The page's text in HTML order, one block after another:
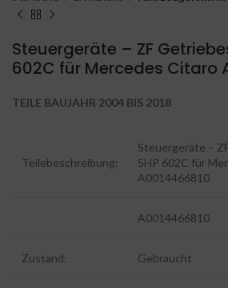
Steuergeräte – ZF
602C für Mercedes Citaro
TEILE BAUJAHR 2004 BIS 2018
Teilebeschreibung:
Steuergeräte –
5HP 602C für
A0014466810
A0014466810
Zustand: Gebraucht